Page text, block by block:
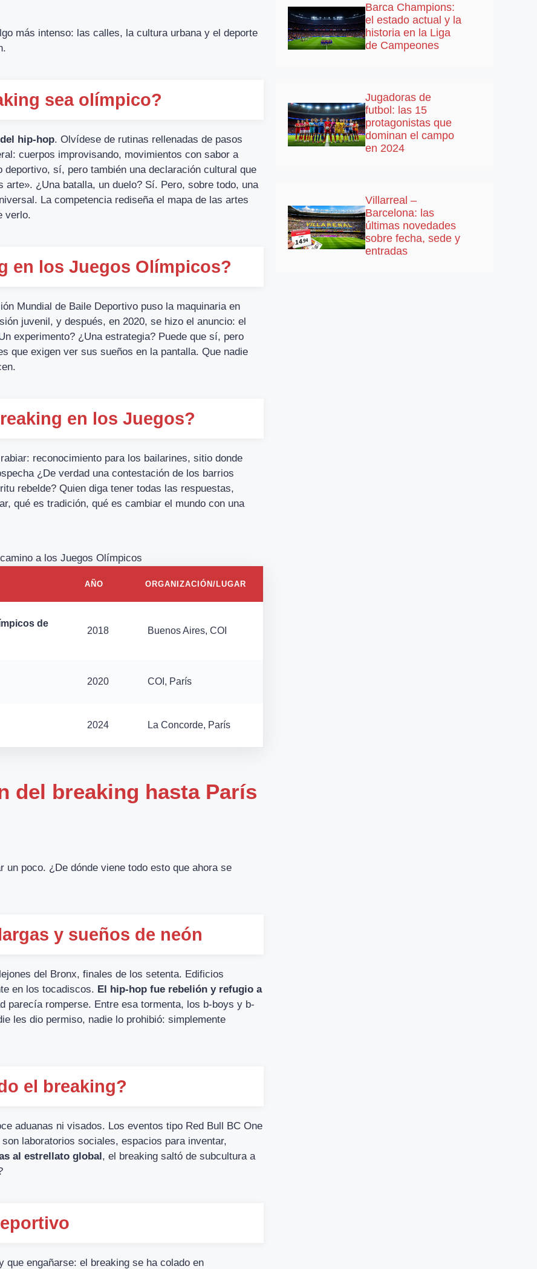
más intenso: las calles, la cultura urbana y el deporte
sea olímpico?
hip-hop. Olvídese de rutinas rellenadas de pasos
cuerpos improvisando, movimientos con sabor a
sí, pero también una declaración cultural que
¿Una batalla, un duelo? Sí. Pero, sobre todo, una
La competencia rediseña el mapa de las artes
verlo.
en los Juegos Olímpicos?
Mundial de Baile Deportivo puso la maquinaria en
juvenil, y después, en 2020, se hizo el anuncio: el
experimento? ¿Una estrategia? Puede que sí, pero
que exigen ver sus sueños en la pantalla. Que nadie
en los Juegos?
reconocimiento para los bailarines, sitio donde
¿De verdad una contestación de los barrios
rebelde? Quien diga tener todas las respuestas,
qué es tradición, qué es cambiar el mundo con una
a los Juegos Olímpicos
AÑO ORGANIZACIÓN/LUGAR
de
2018 Buenos Aires, COI
2020 COI, París
2024 La Concorde, París
del breaking hasta París
un poco. ¿De dónde viene todo esto que ahora se
y sueños de neón
del Bronx, finales de los setenta. Edificios
en los tocadiscos. El hip-hop fue rebelión y refugio a
parecía romperse. Entre esa tormenta, los b-boys y b-
les dio permiso, nadie lo prohibió: simplemente
el breaking?
aduanas ni visados. Los eventos tipo Red Bull BC One
laboratorios sociales, espacios para inventar,
al estrellato global , el breaking saltó de subcultura a
que engañarse: el breaking se ha colado en
Barca Champions:
el estado actual y la
historia en la Liga
de Campeones
Jugadoras de
futbol: las 15
protagonistas que
dominan el campo
en 2024
Villarreal –
Barcelona: las
últimas novedades
sobre fecha, sede y
entradas